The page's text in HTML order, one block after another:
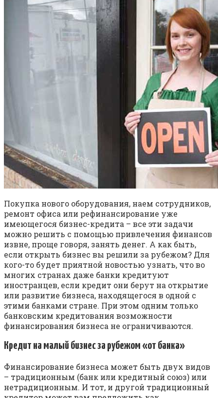
Покупка нового оборудования, наем сотрудников,
ремонт офиса или рефинансирование уже
имеющегося бизнес-кредита – все эти задачи
можно решить с помощью привлечения финансов
извне, проще говоря, занять денег. А как быть,
если открыть бизнес вы решили за рубежом? Для
кого-то будет приятной новостью узнать, что во
многих странах даже банки кредитуют
иностранцев, если кредит они берут на открытие
или развитие бизнеса, находящегося в одной с
этими банками стране. При этом одним только
банковским кредитования возможности
финансирования бизнеса не ограничиваются.
Кредит на малый бизнес за рубежом «от банка»
Финансирование бизнеса может быть двух видов
– традиционным (банк или кредитный союз) или
нетрадиционным. И тот, и другой традиционный